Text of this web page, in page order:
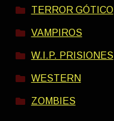
TERROR GÓTICO
VAMPIROS
W.I.P. PRISIONES
WESTERN
ZOMBIES